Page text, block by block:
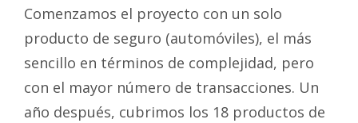
Comenzamos el proyecto con un solo
producto de seguro (automóviles), el más
sencillo en términos de complejidad, pero
con el mayor número de transacciones. Un
año después, cubrimos los 18 productos de